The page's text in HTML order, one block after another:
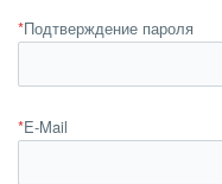
*Подтверждение пароля
*E-Mail